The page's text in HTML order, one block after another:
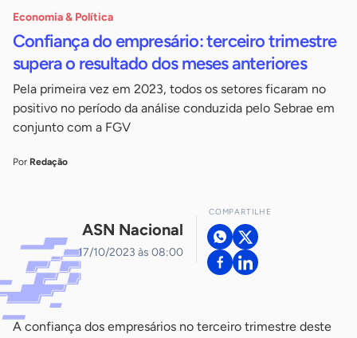
Economia & Política
Confiança do empresário: terceiro trimestre
supera o resultado dos meses anteriores
Pela primeira vez em 2023, todos os setores ficaram no
positivo no período da análise conduzida pelo Sebrae em
conjunto com a FGV
Por Redação
ASN Nacional
17/10/2023 às 08:00
COMPARTILHE
A confiança dos empresários no terceiro trimestre deste